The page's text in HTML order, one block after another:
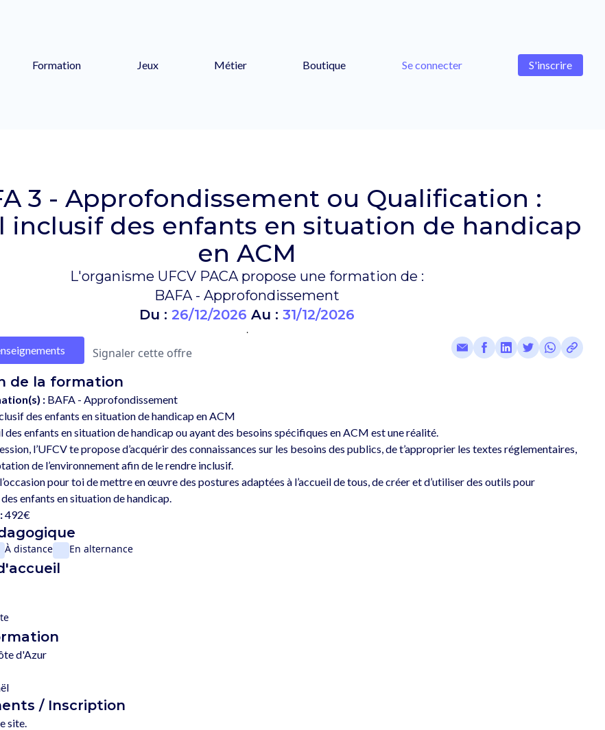
Formation Jeux Métier Boutique Se connecter S'inscrire
3 - Approfondissement ou Qualification :
inclusif des enfants en situation de handicap
en ACM
L'organisme UFCV PACA propose une formation de :
BAFA - Approfondissement
Du : 26/12/2026 Au : 31/12/2026
.
Signaler cette offre
de la formation
: BAFA - Approfondissement
des enfants en situation de handicap en ACM
des enfants en situation de handicap ou ayant des besoins spécifiques en ACM est une réalité.
l’UFCV te propose d’acquérir des connaissances sur les besoins des publics, de t’approprier les textes réglementaires,
de l’environnement afin de le rendre inclusif.
pour toi de mettre en œuvre des postures adaptées à l’accueil de tous, de créer et d’utiliser des outils pour
492€
À distance En alternance
d'Azur
/ Inscription
site.